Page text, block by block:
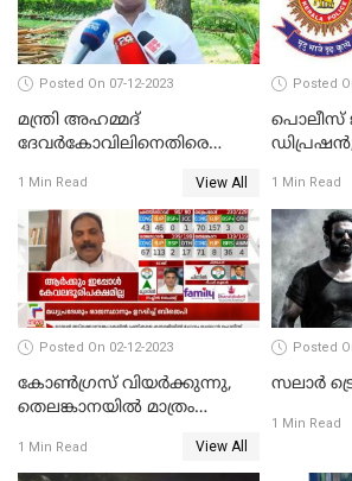
Posted On 07-12-2023
മന്ത്രി അഹമ്മദ്
ദേവർകോവിലിനെതിരെ
ആരോപണത്തിൽ
അന്വേഷണം
1 Min Read View All
Posted
പൊലീസ്
1 Min Read
Posted On 02-12-2023
കോണ്‍ഗ്രസ് വിയര്‍ക്കുന്നു,
തെലങ്കാനയില്‍ മാത്രം
1 Min Read View All
Posted
സലാര്‍
1 Min Read